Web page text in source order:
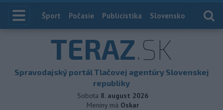
Index
Šport Počasie Publicistika Slovensko
TERAZ.SK
Spravodajský portál Tlačovej agentúry Slovenskej
republiky
Sobota 8. august 2026
Meniny má Oskar